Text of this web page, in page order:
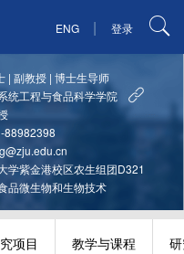
ENG | 登录
|副教授 |博士生导师
统工程与食品科学学院
88982398
学紫金港校区农生组团D321
品微生物和生物技术
项目 教学与课程